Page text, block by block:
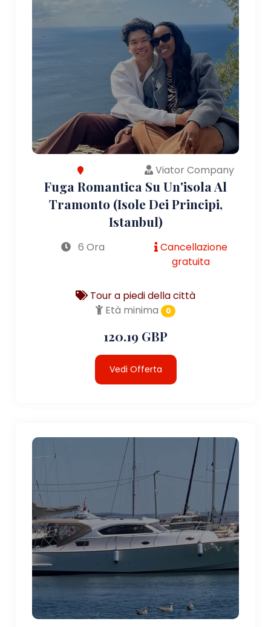
Viator Company
Fuga Romantica Su Un'isola Al
Tramonto (Isole Dei Principi,
Istanbul)
6 Ora
Cancellazione
gratuita
Tour a piedi della città
Età minima
0
120.19 GBP
Vedi Offerta